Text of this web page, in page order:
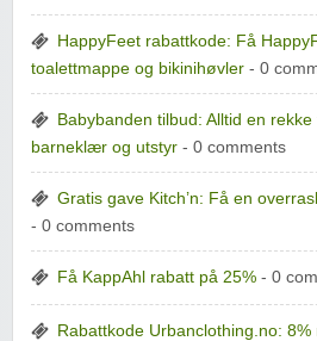
HappyFeet rabattkode: Få
toalettmappe og bikinihøvler - 0
Babybanden tilbud: Alltid en
barneklær og utstyr - 0 comments
Gratis gave Kitch’n: Få en
- 0 comments
Få KappAhl rabatt på 25% - 0
Rabattkode Urbanclothing.no: